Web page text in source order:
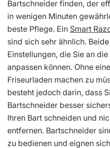
Bartschneider finden, der
in wenigen Minuten
beste Pflege. Ein Smart
sind sich sehr ähnlich.
Einstellungen, die Sie an
anpassen können. Ohne
Friseurladen machen zu
besteht jedoch darin, dass
Bartschneider besser
Ihren Bart schneiden und
entfernen. Bartschneider
zu bedienen und eignen